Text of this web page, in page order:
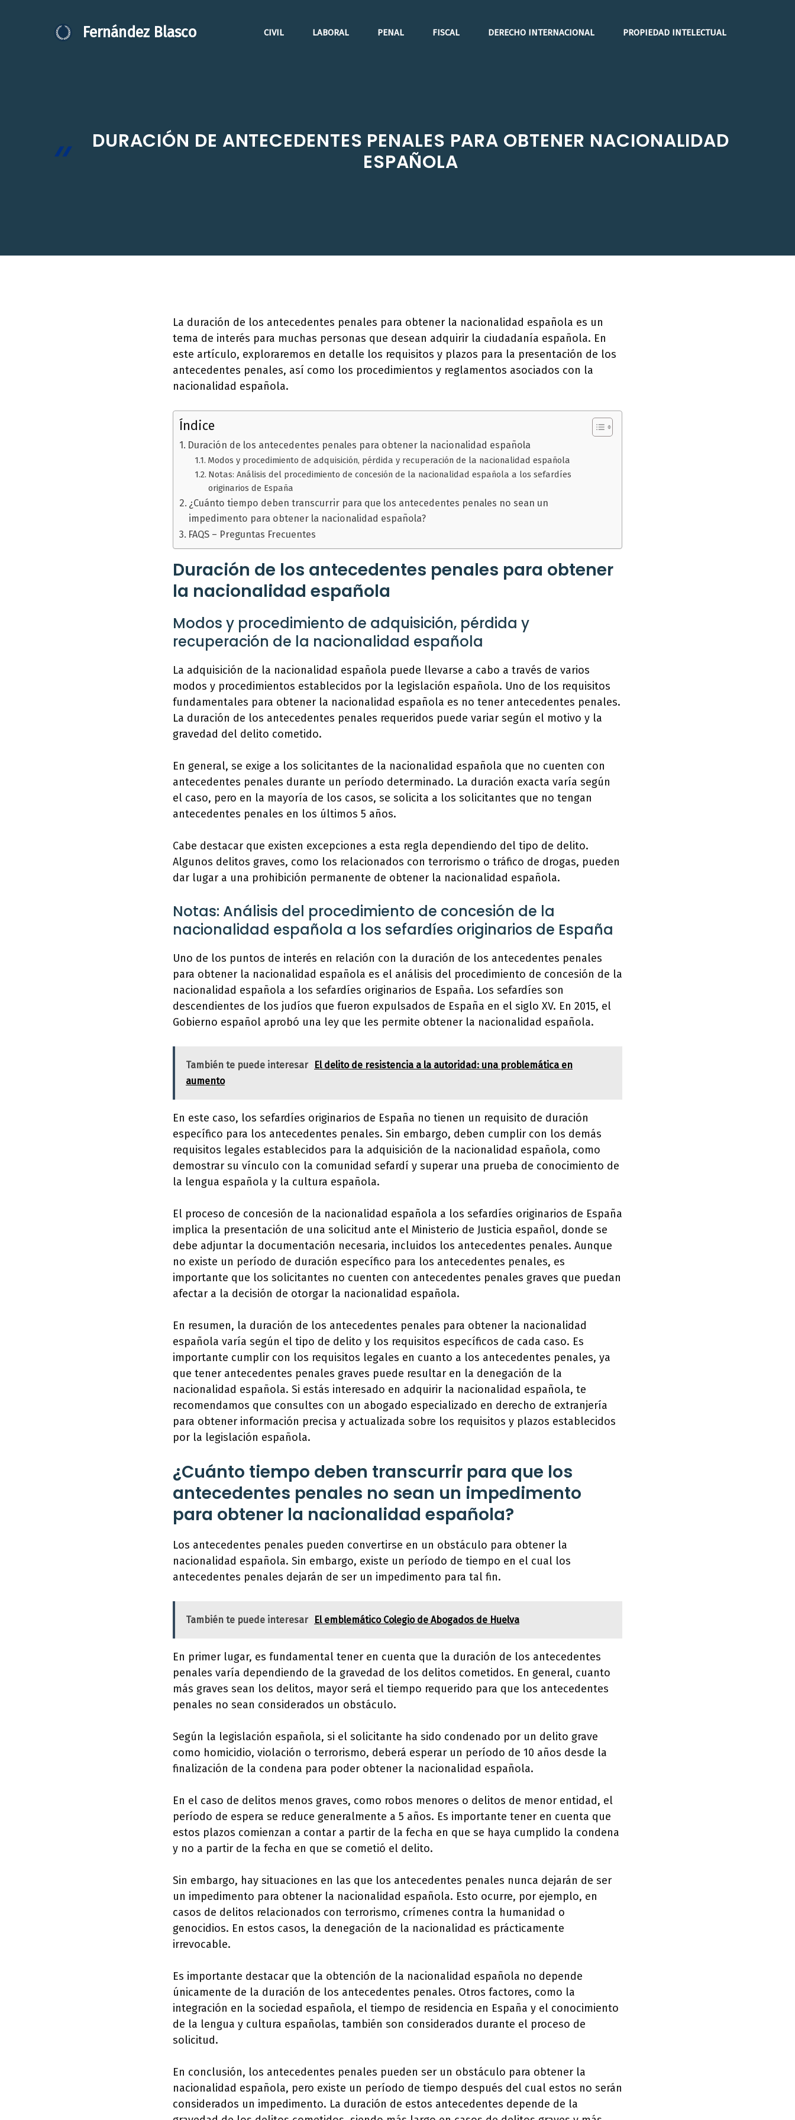
Fernández Blasco CIVIL LABORAL PENAL FISCAL DERECHO INTERNACIONAL PROPIEDAD INTELECTUAL
DURACIÓN DE ANTECEDENTES PENALES PARA OBTENER NACIONALIDAD
ESPAÑOLA
La duración de los antecedentes penales para obtener la nacionalidad española es un
tema de interés para muchas personas que desean adquirir la ciudadanía española. En
este artículo, exploraremos en detalle los requisitos y plazos para la presentación de los
antecedentes penales, así como los procedimientos y reglamentos asociados con la
nacionalidad española.
Índice
Duración de los antecedentes penales para obtener la nacionalidad española
Modos y procedimiento de adquisición, pérdida y recuperación de la nacionalidad española
Notas: Análisis del procedimiento de concesión de la nacionalidad española a los sefardíes
originarios de España
¿Cuánto tiempo deben transcurrir para que los antecedentes penales no sean un
impedimento para obtener la nacionalidad española?
FAQS – Preguntas Frecuentes
Duración de los antecedentes penales para obtener
la nacionalidad española
Modos y procedimiento de adquisición, pérdida y
recuperación de la nacionalidad española
La adquisición de la nacionalidad española puede llevarse a cabo a través de varios
modos y procedimientos establecidos por la legislación española. Uno de los requisitos
fundamentales para obtener la nacionalidad española es no tener antecedentes penales.
La duración de los antecedentes penales requeridos puede variar según el motivo y la
gravedad del delito cometido.
En general, se exige a los solicitantes de la nacionalidad española que no cuenten con
antecedentes penales durante un período determinado. La duración exacta varía según
el caso, pero en la mayoría de los casos, se solicita a los solicitantes que no tengan
antecedentes penales en los últimos 5 años.
Cabe destacar que existen excepciones a esta regla dependiendo del tipo de delito.
Algunos delitos graves, como los relacionados con terrorismo o tráfico de drogas, pueden
dar lugar a una prohibición permanente de obtener la nacionalidad española.
Notas: Análisis del procedimiento de concesión de la
nacionalidad española a los sefardíes originarios de España
Uno de los puntos de interés en relación con la duración de los antecedentes penales
para obtener la nacionalidad española es el análisis del procedimiento de concesión de la
nacionalidad española a los sefardíes originarios de España. Los sefardíes son
descendientes de los judíos que fueron expulsados de España en el siglo XV. En 2015, el
Gobierno español aprobó una ley que les permite obtener la nacionalidad española.
También te puede interesar
El delito de resistencia a la autoridad: una problemática en
aumento
En este caso, los sefardíes originarios de España no tienen un requisito de duración
específico para los antecedentes penales. Sin embargo, deben cumplir con los demás
requisitos legales establecidos para la adquisición de la nacionalidad española, como
demostrar su vínculo con la comunidad sefardí y superar una prueba de conocimiento de
la lengua española y la cultura española.
El proceso de concesión de la nacionalidad española a los sefardíes originarios de España
implica la presentación de una solicitud ante el Ministerio de Justicia español, donde se
debe adjuntar la documentación necesaria, incluidos los antecedentes penales. Aunque
no existe un período de duración específico para los antecedentes penales, es
importante que los solicitantes no cuenten con antecedentes penales graves que puedan
afectar a la decisión de otorgar la nacionalidad española.
En resumen, la duración de los antecedentes penales para obtener la nacionalidad
española varía según el tipo de delito y los requisitos específicos de cada caso. Es
importante cumplir con los requisitos legales en cuanto a los antecedentes penales, ya
que tener antecedentes penales graves puede resultar en la denegación de la
nacionalidad española. Si estás interesado en adquirir la nacionalidad española, te
recomendamos que consultes con un abogado especializado en derecho de extranjería
para obtener información precisa y actualizada sobre los requisitos y plazos establecidos
por la legislación española.
¿Cuánto tiempo deben transcurrir para que los
antecedentes penales no sean un impedimento
para obtener la nacionalidad española?
Los antecedentes penales pueden convertirse en un obstáculo para obtener la
nacionalidad española. Sin embargo, existe un período de tiempo en el cual los
antecedentes penales dejarán de ser un impedimento para tal fin.
También te puede interesar El emblemático Colegio de Abogados de Huelva
En primer lugar, es fundamental tener en cuenta que la duración de los antecedentes
penales varía dependiendo de la gravedad de los delitos cometidos. En general, cuanto
más graves sean los delitos, mayor será el tiempo requerido para que los antecedentes
penales no sean considerados un obstáculo.
Según la legislación española, si el solicitante ha sido condenado por un delito grave
como homicidio, violación o terrorismo, deberá esperar un período de 10 años desde la
finalización de la condena para poder obtener la nacionalidad española.
En el caso de delitos menos graves, como robos menores o delitos de menor entidad, el
período de espera se reduce generalmente a 5 años. Es importante tener en cuenta que
estos plazos comienzan a contar a partir de la fecha en que se haya cumplido la condena
y no a partir de la fecha en que se cometió el delito.
Sin embargo, hay situaciones en las que los antecedentes penales nunca dejarán de ser
un impedimento para obtener la nacionalidad española. Esto ocurre, por ejemplo, en
casos de delitos relacionados con terrorismo, crímenes contra la humanidad o
genocidios. En estos casos, la denegación de la nacionalidad es prácticamente
irrevocable.
Es importante destacar que la obtención de la nacionalidad española no depende
únicamente de la duración de los antecedentes penales. Otros factores, como la
integración en la sociedad española, el tiempo de residencia en España y el conocimiento
de la lengua y cultura españolas, también son considerados durante el proceso de
solicitud.
En conclusión, los antecedentes penales pueden ser un obstáculo para obtener la
nacionalidad española, pero existe un período de tiempo después del cual estos no serán
considerados un impedimento. La duración de estos antecedentes depende de la